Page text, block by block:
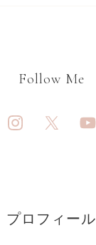
Follow Me
プロフィール